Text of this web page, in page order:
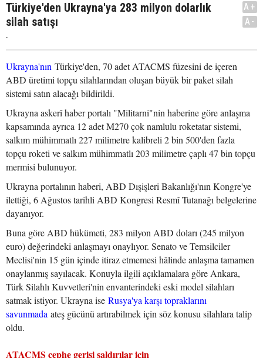
Türkiye'den Ukrayna'ya 283 milyon dolarlık
silah satışı
.
A+
A-
Ukrayna'nın Türkiye'den, 70 adet ATACMS füzesini de içeren
ABD üretimi topçu silahlarından oluşan büyük bir paket silah
sistemi satın alacağı bildirildi.
Ukrayna askerî haber portalı "Militarni"nin haberine göre anlaşma
kapsamında ayrıca 12 adet M270 çok namlulu roketatar sistemi,
salkım mühimmatlı 227 milimetre kalibreli 2 bin 500'den fazla
topçu roketi ve salkım mühimmatlı 203 milimetre çaplı 47 bin topçu
mermisi bulunuyor.
Ukrayna portalının haberi, ABD Dışişleri Bakanlığı'nın Kongre'ye
ilettiği, 6 Ağustos tarihli ABD Kongresi Resmî Tutanağı belgelerine
dayanıyor.
Buna göre ABD hükümeti, 283 milyon ABD doları (245 milyon
euro) değerindeki anlaşmayı onaylıyor. Senato ve Temsilciler
Meclisi'nin 15 gün içinde itiraz etmemesi hâlinde anlaşma tamamen
onaylanmış sayılacak. Konuyla ilgili açıklamalara göre Ankara,
Türk Silahlı Kuvvetleri'nin envanterindeki eski model silahları
satmak istiyor. Ukrayna ise Rusya'ya karşı topraklarını
savunmada ateş gücünü artırabilmek için söz konusu silahlara talip
oldu.
ATACMS cephe gerisi saldırılar için